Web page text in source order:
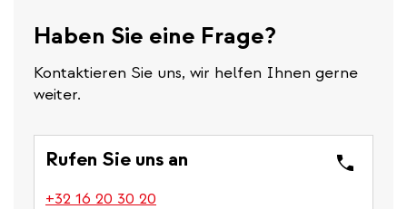
Haben Sie eine Frage?
Kontaktieren Sie uns, wir helfen Ihnen gerne
weiter.
Rufen Sie uns an
+32 16 20 30 20